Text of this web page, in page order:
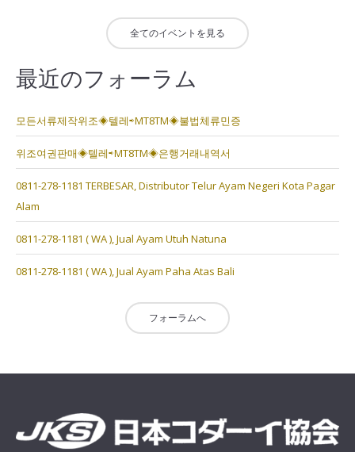
全てのイベントを見る
最近のフォーラム
모든서류제작위조◈텔레⇨MT8TM◈불법체류민증
위조여권판매◈텔레⇨MT8TM◈은행거래내역서
0811-278-1181 TERBESAR, Distributor Telur Ayam Negeri Kota Pagar
Alam
0811-278-1181 ( WA ), Jual Ayam Utuh Natuna
0811-278-1181 ( WA ), Jual Ayam Paha Atas Bali
フォーラムへ